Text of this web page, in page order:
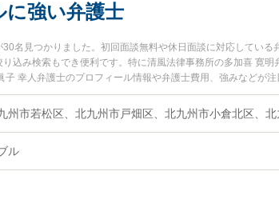
に強い弁護士
名見つかりました。初回面談無料や休日面談に対応してい
込み検索もでき便利です。特に清風法律事務所の多加喜 寛
幸人弁護士のプロフィール情報や弁護士費用、強みなどが
築トラブルのトラブル解決の実績豊富な近くの弁護士を検
談者さんにおすすめです。
ル